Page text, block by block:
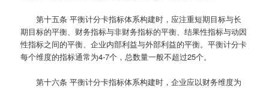
第十五条 平衡计分卡指标体系构建时，应注重短期目标与长
期目标的平衡、财务指标与非财务指标的平衡、结果性指标与动因
性指标之间的平衡、企业内部利益与外部利益的平衡。平衡计分卡
每个维度的指标通常为4-7个，总数量一般不超过25个。
第十六条 平衡计分卡指标体系构建时，企业应以财务维度为